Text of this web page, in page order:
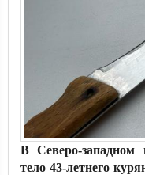
В Северо-западном
тело 43-летнего